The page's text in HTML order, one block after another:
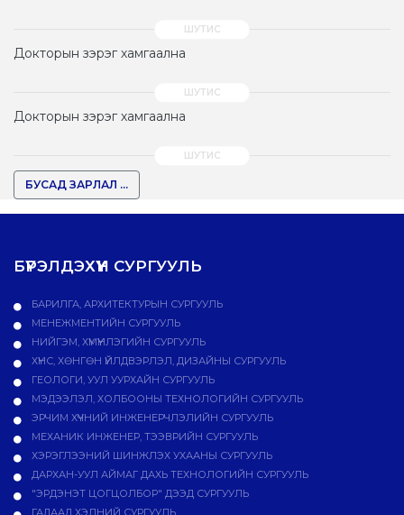
Докторын зэрэг хамгаална
Докторын зэрэг хамгаална
БУСАД ЗАРЛАЛ ...
БҮРЭЛДЭХҮҮН СУРГУУЛЬ
БАРИЛГА, АРХИТЕКТУРЫН СУРГУУЛЬ
МЕНЕЖМЕНТИЙН СУРГУУЛЬ
НИЙГЭМ, ХҮМҮҮНЛЭГИЙН СУРГУУЛЬ
ХҮНС, ХӨНГӨН ҮЙЛДВЭРЛЭЛ, ДИЗАЙНЫ СУРГУУЛЬ
ГЕОЛОГИ, УУЛ УУРХАЙН СУРГУУЛЬ
МЭДЭЭЛЭЛ, ХОЛБООНЫ ТЕХНОЛОГИЙН СУРГУУЛЬ
ЭРЧИМ ХҮЧНИЙ ИНЖЕНЕРЧЛЭЛИЙН СУРГУУЛЬ
МЕХАНИК ИНЖЕНЕР, ТЭЭВРИЙН СУРГУУЛЬ
ХЭРЭГЛЭЭНИЙ ШИНЖЛЭХ УХААНЫ СУРГУУЛЬ
ДАРХАН-УУЛ АЙМАГ ДАХЬ ТЕХНОЛОГИЙН СУРГУУЛЬ
"ЭРДЭНЭТ ЦОГЦОЛБОР" ДЭЭД СУРГУУЛЬ